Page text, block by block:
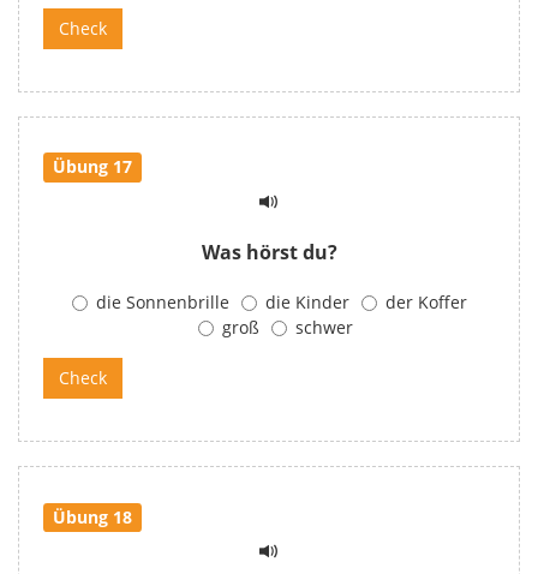
Übung 17
Was hörst du?
die Sonnenbrille die Kinder
der Koffer
groß
schwer
Übung 18